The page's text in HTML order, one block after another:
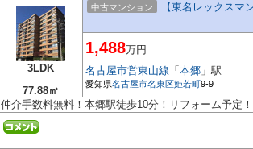
3LDK
77.88㎡
中古マンション 【東名レックスマ
1,488万円
名古屋市営東山線 「 本郷 」駅
愛知県名古屋市名東区姫若町9-9
仲介手数料無料！本郷駅徒歩10分！リフォーム予定！